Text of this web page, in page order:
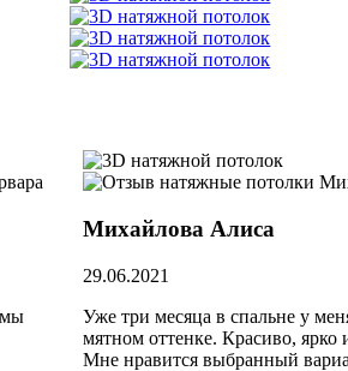
мы
Михайлова Алиса
29.06.2021
Уже три месяца в спальне у
мятном оттенке. Красиво, ярко
Мне нравится выбранный